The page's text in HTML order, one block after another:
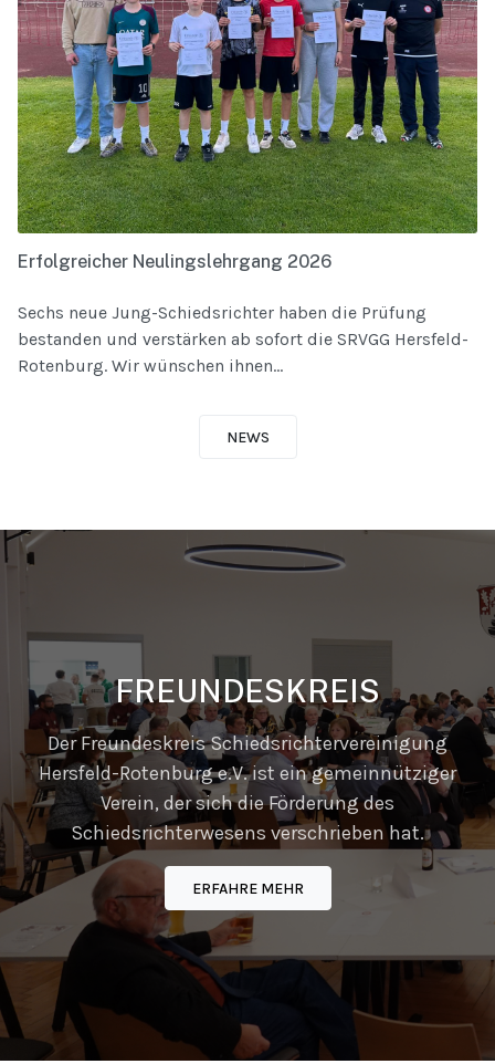
Erfolgreicher Neulingslehrgang 2026
Sechs neue Jung-Schiedsrichter haben die Prüfung
bestanden und verstärken ab sofort die SRVGG Hersfeld-
Rotenburg. Wir wünschen ihnen...
NEWS
FREUNDESKREIS
Der Freundeskreis Schiedsrichtervereinigung
Hersfeld-Rotenburg e.V. ist ein gemeinnütziger
Verein, der sich die Förderung des
Schiedsrichterwesens verschrieben hat.
ERFAHRE MEHR